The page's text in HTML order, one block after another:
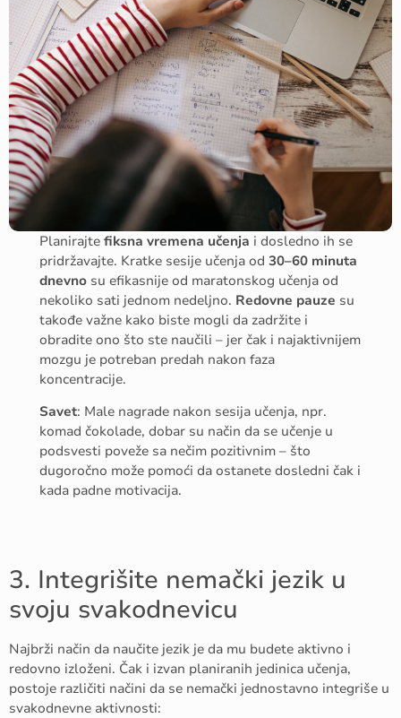
Planirajtefiksna vremena učenja i dosledno ih se
pridržavajte. Kratke sesije učenja od30–60 minuta
dnevno su efikasnije od maratonskog učenja od
nekoliko sati jednom nedeljno. Redovne pauze su
takođe važne kako biste mogli da zadržite i
obradite ono što ste naučili – jer čak i najaktivnijem
mozgu je potreban predah nakon faza
koncentracije.
Savet: Male nagrade nakon sesija učenja, npr.
komad čokolade, dobar su način da se učenje u
podsvesti poveže sa nečim pozitivnim – što
dugoročno može pomoći da ostanete dosledni čak i
kada padne motivacija.
3. Integrišite nemački jezik u
svoju svakodnevicu
Najbrži način da naučite jezik je da mu budete aktivno i
redovno izloženi. Čak i izvan planiranih jedinica učenja,
postoje različiti načini da se nemački jednostavno integriše u
svakodnevne aktivnosti: